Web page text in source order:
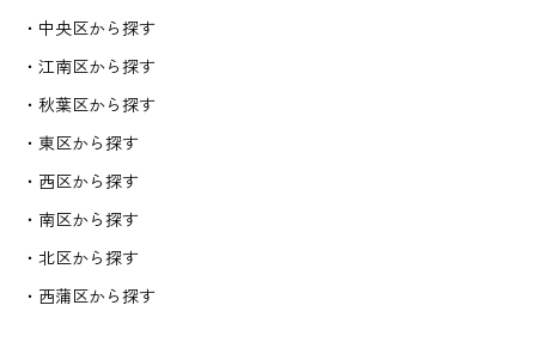
・中央区から探す
・江南区から探す
・秋葉区から探す
・東区から探す
・西区から探す
・南区から探す
・北区から探す
・西蒲区から探す